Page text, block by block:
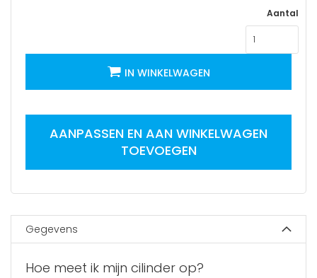
Aantal
IN WINKELWAGEN
AANPASSEN EN AAN WINKELWAGEN
TOEVOEGEN
Gegevens
Hoe meet ik mijn cilinder op?